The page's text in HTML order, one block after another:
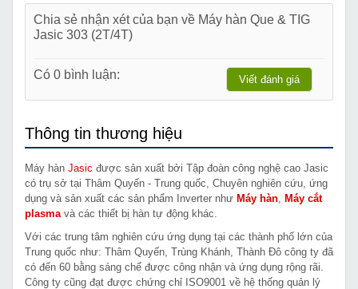
Chia sẻ nhận xét của bạn về Máy hàn Que & TIG
Jasic 303 (2T/4T)
Có 0 bình luận: Viết đánh giá
Thông tin thương hiệu
Máy hàn Jasic được sản xuất bởi Tập đoàn công nghệ cao Jasic
có trụ sở tại Thâm Quyến - Trung quốc, Chuyên nghiên cứu, ứng
dụng và sản xuất các sản phẩm Inverter như Máy hàn
Máy cắt
plasma và các thiết bị hàn tự động khác.
Với các trung tâm nghiên cứu ứng dụng tại các thành phố lớn của
Trung quốc như: Thâm Quyến, Trùng Khánh, Thành Đô công ty đã
có đến 60 bằng sáng chế được công nhận và ứng dụng rộng rãi.
Công ty cũng đạt được chứng chỉ ISO9001 về hệ thống quản lý